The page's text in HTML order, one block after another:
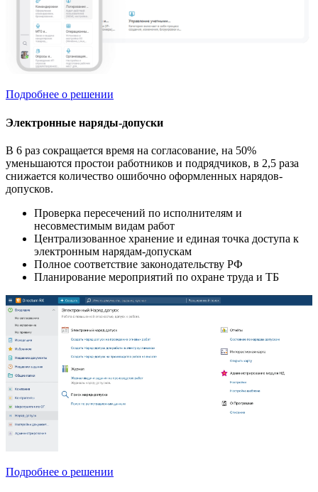
Подробнее о решении
Электронные наряды-допуски
В 6 раз сокращается время на согласование, на 50%
уменьшаются простои работников и подрядчиков, в 2,5 раза
снижается количество ошибочно оформленных нарядов-
допусков.
Проверка пересечений по исполнителям и
несовместимым видам работ
Централизованное хранение и единая точка доступа к
электронным нарядам-допускам
Полное соответствие законодательству РФ
Планирование мероприятий по охране труда и ТБ
Подробнее о решении